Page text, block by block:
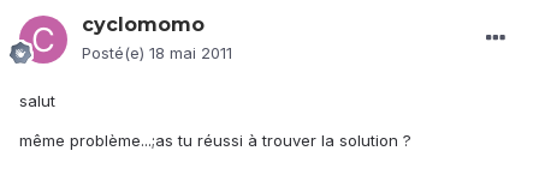
cyclomomo
Posté(e) 18 mai 2011
salut
même problème...;as tu réussi à trouver la solution ?